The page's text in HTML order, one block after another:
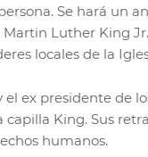
Se hará un
Luther King
locales de la
ex presidente de
King. Sus
humanos.